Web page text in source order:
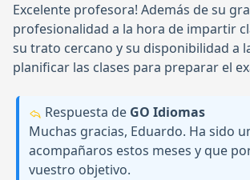
Excelente profesora! Además de su
profesionalidad a la hora de impartir
su trato cercano y su disponibilidad a
planificar las clases para preparar el
Respuesta de GO Idiomas
Muchas gracias, Eduardo. Ha sido
acompañaros estos meses y que
vuestro objetivo.